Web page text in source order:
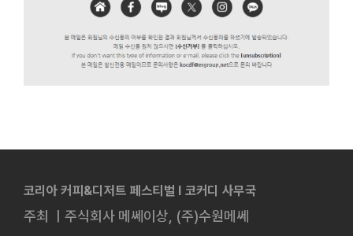
코리아 커피&디저트 페스티벌 l 코커디 사무국
주최 ㅣ주식회사 메쎄이상, (주)수원메쎄